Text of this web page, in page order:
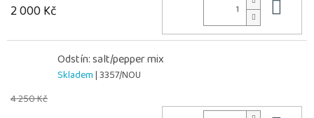
2 000 Kč
Odstín: salt/pepper mix
Skladem| 3357/NOU
4 250 Kč